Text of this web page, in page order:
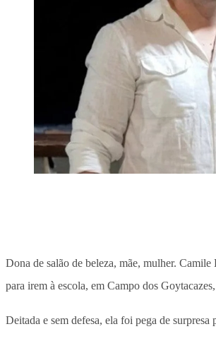
Dona de salão de beleza, mãe, mulher.
para irem à escola, em Campo dos
Deitada e sem defesa, ela foi pega de